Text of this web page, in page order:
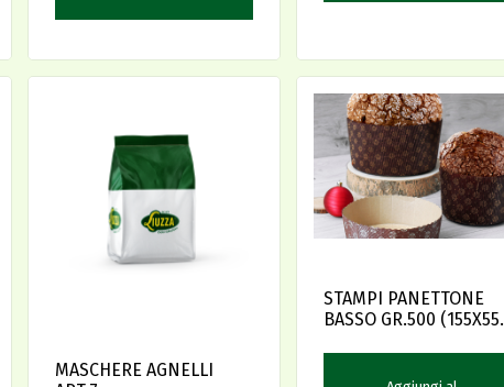
MASCHERE AGNELLI
STAMPI PANETTONE
BASSO GR.500 (155X55)